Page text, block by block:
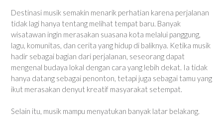
Destinasi musik semakin menarik perhatian karena perjalanan
tidak lagi hanya tentang melihat tempat baru. Banyak
wisatawan ingin merasakan suasana kota melalui panggung,
lagu, komunitas, dan cerita yang hidup di baliknya. Ketika musik
hadir sebagai bagian dari perjalanan, seseorang dapat
mengenal budaya lokal dengan cara yang lebih dekat. Ia tidak
hanya datang sebagai penonton, tetapi juga sebagai tamu yang
ikut merasakan denyut kreatif masyarakat setempat.
Selain itu, musik mampu menyatukan banyak latar belakang.